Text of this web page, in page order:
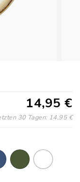
14,95 €
30 Tagen: 14,95 €